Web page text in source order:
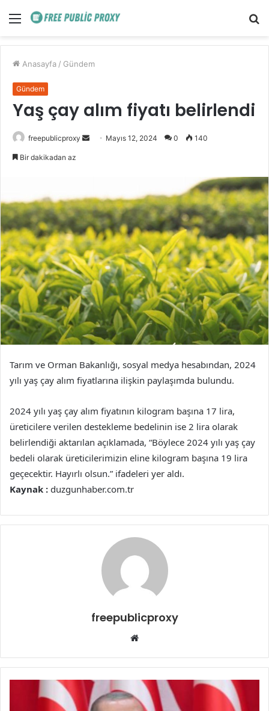
Menü
Anasayfa / Gündem
Gündem
Yaş çay alım fiyatı belirlendi
freepublicproxy
Bir
Mayıs 12, 2024 0 140
Bir dakikadan az
Tarım ve Orman Bakanlığı, sosyal medya hesabından, 2024
yılı yaş çay alım fiyatlarına ilişkin paylaşımda bulundu.
2024 yılı yaş çay alım fiyatının kilogram başına 17 lira,
üreticilere verilen destekleme bedelinin ise 2 lira olarak
belirlendiği aktarılan açıklamada, “Böylece 2024 yılı yaş çay
bedeli olarak üreticilerimizin eline kilogram başına 19 lira
geçecektir. Hayırlı olsun.” ifadeleri yer aldı.
Kaynak : duzgunhaber.com.tr
freepublicproxy
Web